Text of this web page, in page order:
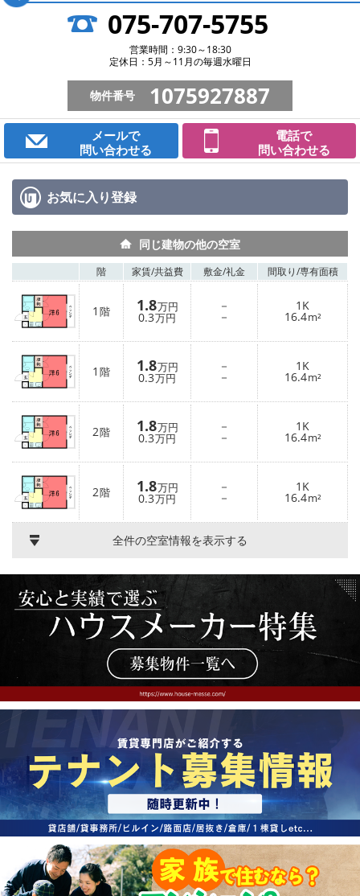
075-707-5755
営業時間：9:30～18:30
定休日：5月～11月の毎週水曜日
物件番号 1075927887
メールで
問い合わせる
電話で
問い合わせる
お気に入り登録
同じ建物の他の空室
階 家賃/共益費 敷金/礼金 間取り/専有面積
1 階 1.8万円
0.3万円
－
－
1K
16.4m²
1 階 1.8万円
0.3万円
－
－
1K
16.4m²
2階 1.8万円
0.3万円
－
－
1K
16.4m²
2階 1.8万円
0.3万円
－
－
1K
16.4m²
全件の空室情報を表示する